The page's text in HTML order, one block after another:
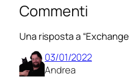
Commenti
Una risposta a “Exchange
03/01/2022
Andrea